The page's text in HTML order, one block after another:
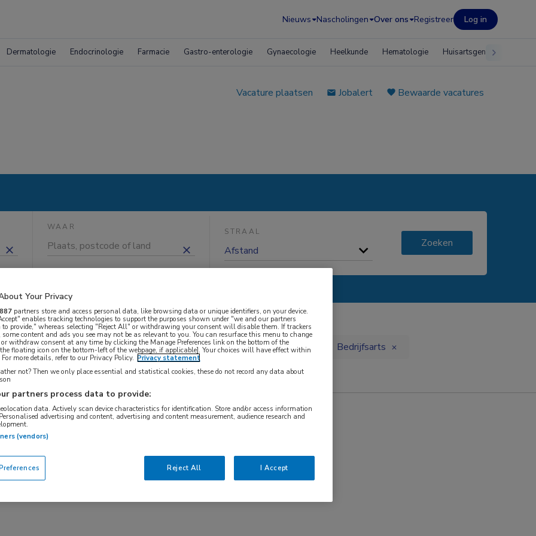
Nieuws Nascholingen Over ons Registreer Log in
Dermatologie Endocrinologie Farmacie Gastro-enterologie Gynaecologie Heelkunde Hematologie Huisartsgeneeskunde
Vacature plaatsen Jobalert
Bewaarde vacatures
WAAR STRAAL
Zoeken
Arts in opleiding tot specialist (AIOS) Basisarts
Bedrijfsarts
Ziekenhuisarts
die aan uw zoekactie voldoen. Deze
Your Privacy
887 partners store and access personal data, like browsing data or unique identifiers, on your device.
enables tracking technologies to support the purposes shown under "we and our partners
to provide," whereas selecting "Reject All" or withdrawing your consent will disable them. If trackers
some content and ads you see may not be as relevant to you. You can resurface this menu to change
or withdraw consent at any time by clicking the Manage Preferences link on the bottom of the
floating icon on the bottom-left of the webpage, if applicable]. Your choices will have effect within
more details, refer to our Privacy Policy. Privacy statement
not? Then we only place essential and statistical cookies, these do not record any data about
partners process data to provide:
data. Actively scan device characteristics for identification. Store and/or access information
advertising and content, advertising and content measurement, audience research and
(vendors)
Reject All I Accept